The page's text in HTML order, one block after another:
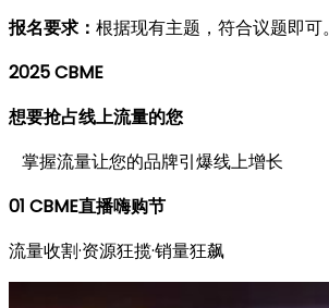
报名要求： 根据现有主题，符合议题即可。
2025 CBME
想要抢占线上流量的您
掌握流量让您的品牌引爆线上增长
01 CBME直播嗨购节
流量收割·资源狂揽·销量狂飙